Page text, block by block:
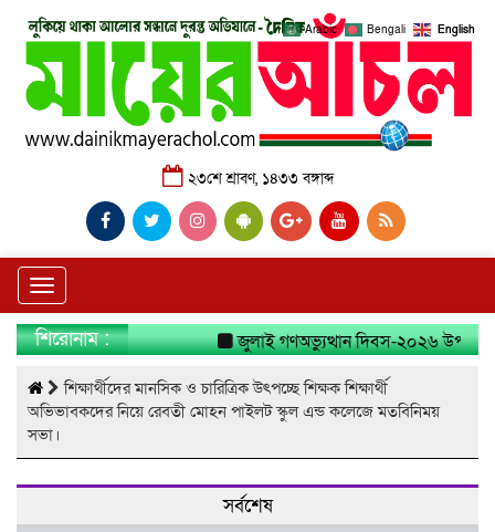
২৩শে শ্রাবণ, ১৪৩৩ বঙ্গাব্দ
Toggle
navigation
শিরোনাম : জুলাই গণঅভ্যুত্থান দিবস-২০২৬ উপলক্ষে
শিক্ষার্থীদের মানসিক ও চারিত্রিক উৎপচ্ছে শিক্ষক শিক্ষার্থী
অভিভাবকদের নিয়ে রেবতী মোহন পাইলট স্কুল এন্ড কলেজে মতবিনিময়
সভা।
সর্বশেষ
Arabic Bengali English